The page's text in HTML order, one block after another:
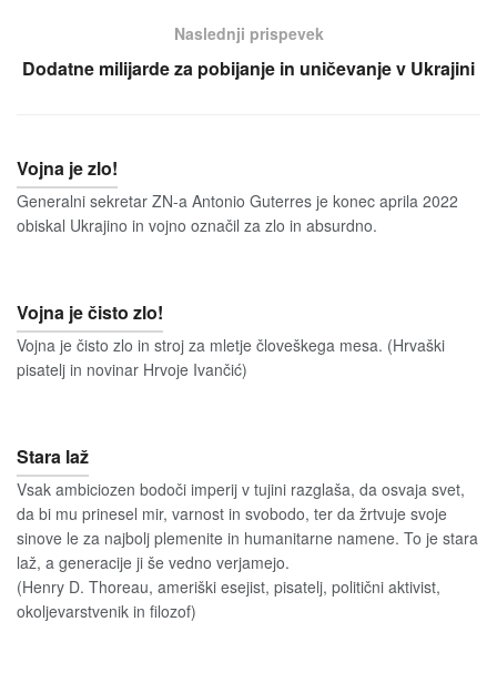
Naslednji prispevek
Dodatne milijarde za pobijanje in uničevanje v Ukrajini
Vojna je zlo!
Generalni sekretar ZN-a Antonio Guterres je konec aprila 2022
obiskal Ukrajino in vojno označil za zlo in absurdno.
Vojna je čisto zlo!
Vojna je čisto zlo in stroj za mletje človeškega mesa. (Hrvaški
pisatelj in novinar Hrvoje Ivančić)
Stara laž
Vsak ambiciozen bodoči imperij v tujini razglaša, da osvaja svet,
da bi mu prinesel mir, varnost in svobodo, ter da žrtvuje svoje
sinove le za najbolj plemenite in humanitarne namene. To je stara
laž, a generacije ji še vedno verjamejo.
(Henry D. Thoreau, ameriški esejist, pisatelj, politični aktivist,
okoljevarstvenik in filozof)